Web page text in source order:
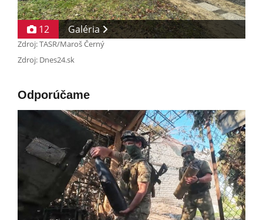
12 Galéria
Zdroj: TASR/Maroš Černý
Zdroj: Dnes24.sk
Odporúčame